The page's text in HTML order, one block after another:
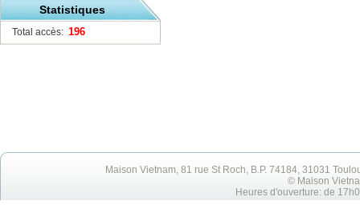
Statistiques
Total accès: 196
Maison Vietnam, 81 rue St Roch, B.P. 74184, 31031
© Maison
Heures d'ouverture: de